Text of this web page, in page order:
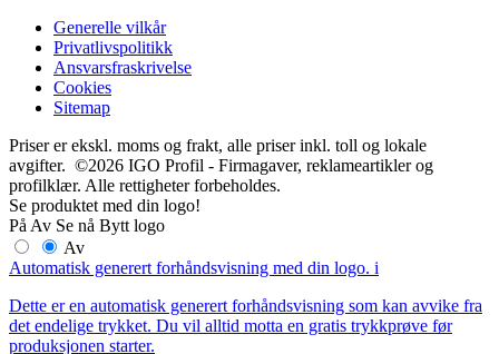
Generelle vilkår
Privatlivspolitikk
Ansvarsfraskrivelse
Cookies
Sitemap
Priser er ekskl. moms og frakt, alle priser inkl. toll og lokale
avgifter. ©2026 IGO Profil - Firmagaver, reklameartikler og
profilklær. Alle rettigheter forbeholdes.
Se produktet med din logo!
På Av Se nå Bytt logo
Av
Automatisk generert forhåndsvisning med din logo. i
Dette er en automatisk generert forhåndsvisning som kan avvike fra
det endelige trykket. Du vil alltid motta en gratis trykkprøve før
produksjonen starter.